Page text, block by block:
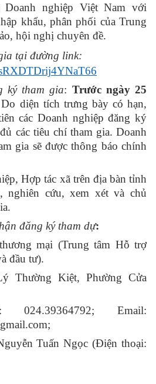
nghiệp Việt Nam với
khẩu, phân phối của Trung
hội nghị chuyên đề.
tại đường link:
ký tham gia: Trước ngày 25
diện tích trưng bày có hạn,
các Doanh nghiệp đăng ký
các tiêu chí tham gia. Doanh
gia sẽ được thông báo chính
Hợp tác xã trên địa bàn tỉnh
nghiên cứu, xem xét và chủ
đăng ký tham dự:
mại (Trung tâm Hỗ trợ
đầu tư).
Thường Kiệt, Phường Cửa
024.39364792; Email:
Tuấn Ngọc (Điện thoại: